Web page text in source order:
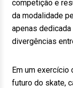
competição e
da modalidade
apenas
divergências
Em um exercício
futuro do skate,